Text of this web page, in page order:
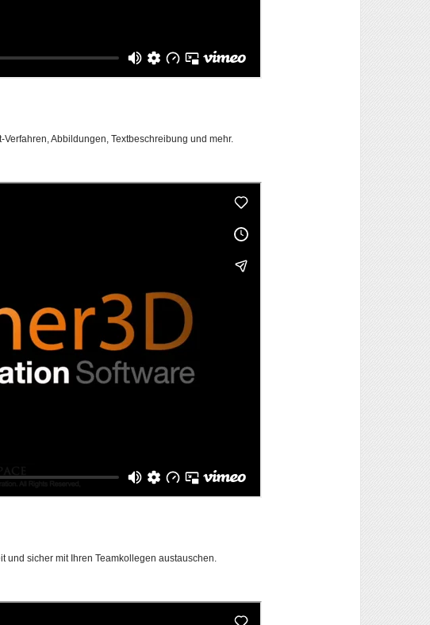
Abbildungen, Textbeschreibung und mehr.
und sicher mit Ihren Teamkollegen austauschen.